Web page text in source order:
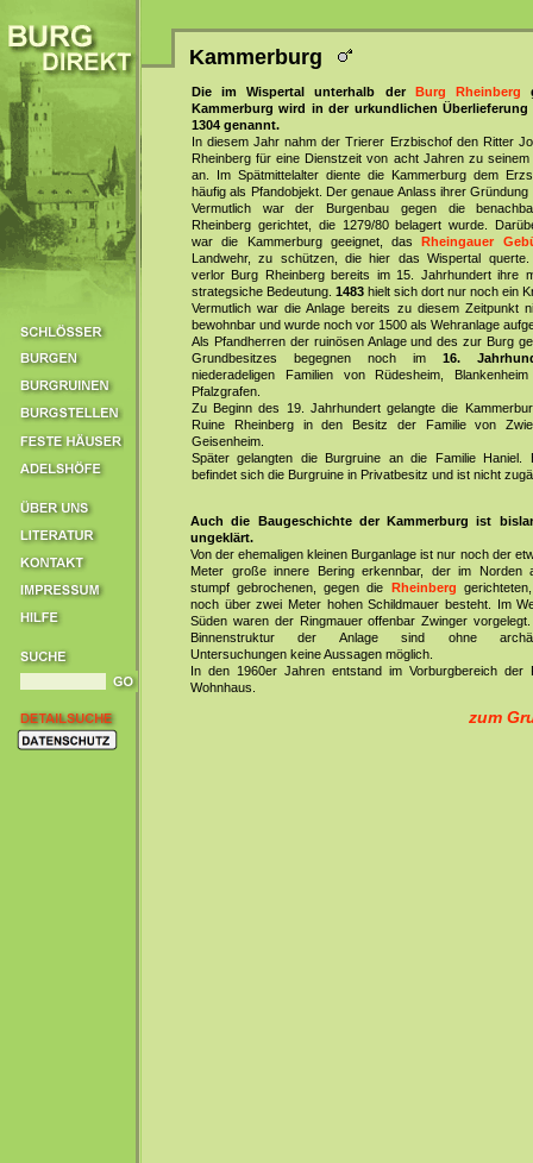
Kammerburg
Die im Wispertal unterhalb der Burg Rheinberg
Kammerburg wird in der urkundlichen Überlieferung
1304 genannt.
In diesem Jahr nahm der Trierer Erzbischof den Ritter
Rheinberg für eine Dienstzeit von acht Jahren zu seinem
an. Im Spätmittelalter diente die Kammerburg dem
häufig als Pfandobjekt. Der genaue Anlass ihrer Gründung
Vermutlich war der Burgenbau gegen die
Rheinberg gerichtet, die 1279/80 belagert wurde.
war die Kammerburg geeignet, dasRheingauer
Landwehr, zu schützen, die hier das Wispertal querte.
verlor Burg Rheinberg bereits im 15. Jahrhundert ihre
strategsiche Bedeutung. 1483 hielt sich dort nur noch ein
Vermutlich war die Anlage bereits zu diesem Zeitpunkt
bewohnbar und wurde noch vor 1500 als Wehranlage
Als Pfandherren der ruinösen Anlage und des zur Burg
Grundbesitzes begegnen noch im 16.
niederadeligen Familien von Rüdesheim,
Pfalzgrafen.
Zu Beginn des 19. Jahrhundert gelangte die
Ruine Rheinberg in den Besitz der Familie von
Geisenheim.
Später gelangten die Burgruine an die Familie Haniel.
befindet sich die Burgruine in Privatbesitz und ist nicht
Auch die Baugeschichte der Kammerburg ist
ungeklärt.
Von der ehemaligen kleinen Burganlage ist nur noch der
Meter große innere Bering erkennbar, der im Norden
stumpf gebrochenen, gegen die Rheinberg
noch über zwei Meter hohen Schildmauer besteht. Im
Süden waren der Ringmauer offenbar Zwinger
Binnenstruktur der Anlage sind ohne
Untersuchungen keine Aussagen möglich.
In den 1960er Jahren entstand im Vorburgbereich der
Wohnhaus.
zum